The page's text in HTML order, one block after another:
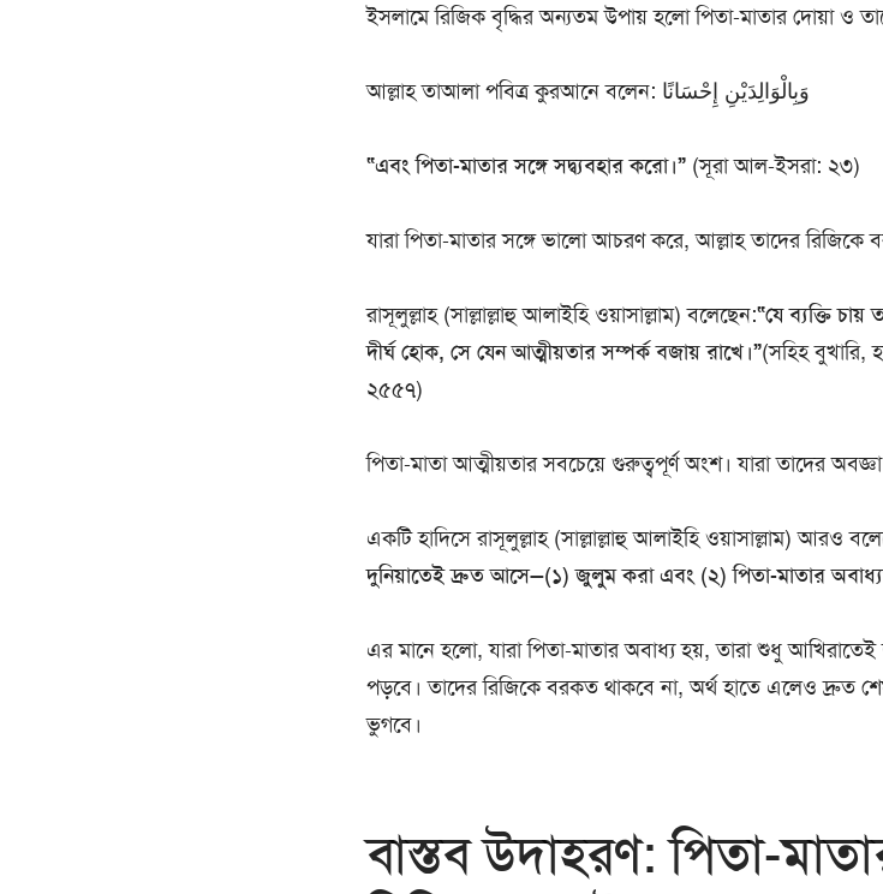
ইসলামে রিজিক বৃদ্ধির অন্যতম উপায় হলো পিতা-মাতার দোয়া ও
আল্লাহ তাআলা পবিত্র কুরআনে বলেন: وَبِالْوَالِدَيْنِ إِحْسَانًا
“এবং পিতা-মাতার সঙ্গে সদ্ব্যবহার করো।”(সূরা আল-ইসরা: ২৩)
যারা পিতা-মাতার সঙ্গে ভালো আচরণ করে, আল্লাহ তাদের রিজিকে
রাসূলুল্লাহ (সাল্লাল্লাহু আলাইহি ওয়াসাল্লাম) বলেছেন:“যে ব্যক্তি
দীর্ঘ হোক, সে যেন আত্মীয়তার সম্পর্ক বজায় রাখে।”(সহিহ বুখারি,
২৫৫৭)
পিতা-মাতা আত্মীয়তার সবচেয়ে গুরুত্বপূর্ণ অংশ। যারা তাদের
একটি হাদিসে রাসূলুল্লাহ (সাল্লাল্লাহু আলাইহি ওয়াসাল্লাম) আরও
দুনিয়াতেই দ্রুত আসে—(১) জুলুম করা এবং (২) পিতা-মাতার
এর মানে হলো, যারা পিতা-মাতার অবাধ্য হয়, তারা শুধু আখিরাতেই
পড়বে। তাদের রিজিকে বরকত থাকবে না, অর্থ হাতে এলেও দ্রুত
ভুগবে।
বাস্তব উদাহরণ: পিতা-